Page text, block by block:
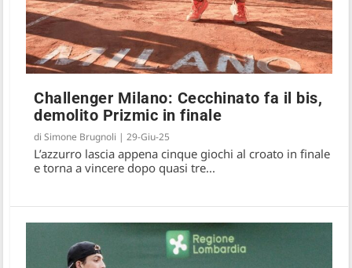
Challenger Milano: Cecchinato fa il bis,
demolito Prizmic in finale
diSimone Brugnoli |29-Giu-25
L’azzurro lascia appena cinque giochi al croato in finale
e torna a vincere dopo quasi tre...